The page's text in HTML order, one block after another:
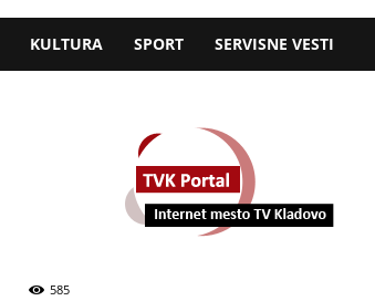
KULTURA SPORT SERVISNE VESTI
585